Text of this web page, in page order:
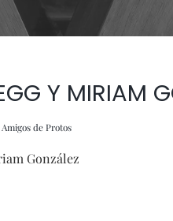
Y MIRIAM
Amigos de Protos
González